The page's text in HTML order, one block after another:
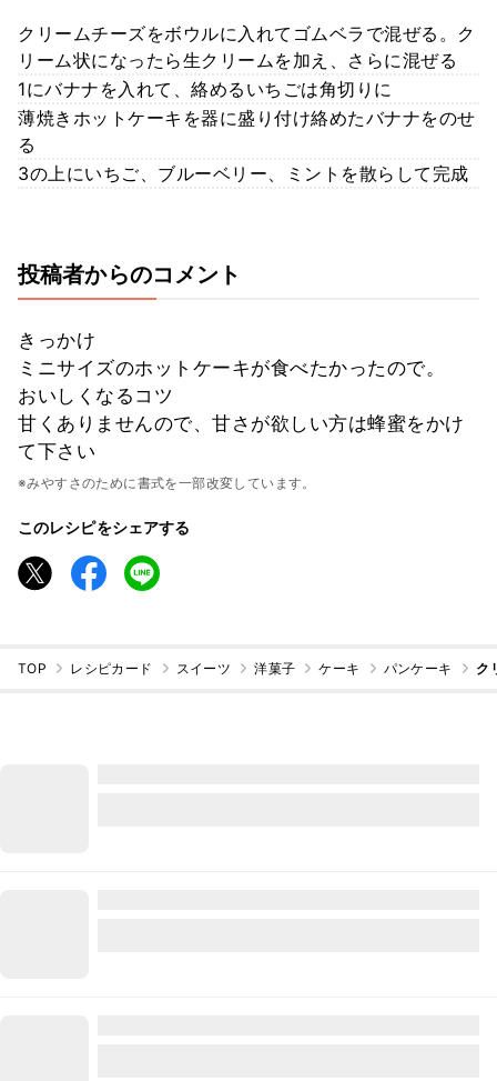
クリームチーズをボウルに入れてゴムベラで混ぜる。ク
リーム状になったら生クリームを加え、さらに混ぜる
1にバナナを入れて、絡めるいちごは角切りに
薄焼きホットケーキを器に盛り付け絡めたバナナをのせ
る
3の上にいちご、ブルーベリー、ミントを散らして完成
投稿者からのコメント
きっかけ
ミニサイズのホットケーキが食べたかったので。
おいしくなるコツ
甘くありませんので、甘さが欲しい方は蜂蜜をかけ
て下さい
※みやすさのために書式を一部改変しています。
このレシピをシェアする
TOP レシピカード スイーツ 洋菓子 ケーキ パンケーキ ク